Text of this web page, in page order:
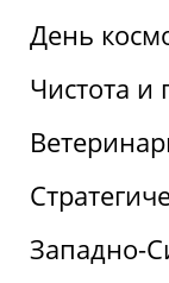
День
Чистота и
Западно-